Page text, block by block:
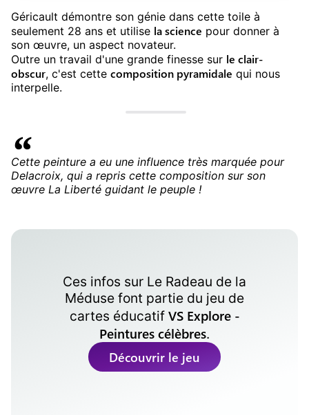
Géricault démontre son génie dans cette toile à
seulement 28 ans et utilise la science pour donner à
son œuvre, un aspect novateur.
Outre un travail d'une grande finesse sur le clair-
obscur, c'est cette composition pyramidale qui nous
interpelle.
Cette peinture a eu une influence très marquée pour
Delacroix, qui a repris cette composition sur son
œuvre La Liberté guidant le peuple !
Ces infos sur Le Radeau de la
Méduse font partie du jeu de
cartes éducatif VS Explore -
Peintures célèbres.
Découvrir le jeu